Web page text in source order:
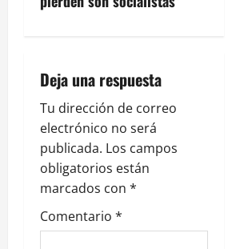
d
e
e
n
t
Deja una respuesta
Tu dirección de correo
electrónico no será
publicada. Los campos
obligatorios están
marcados con *
Comentario *